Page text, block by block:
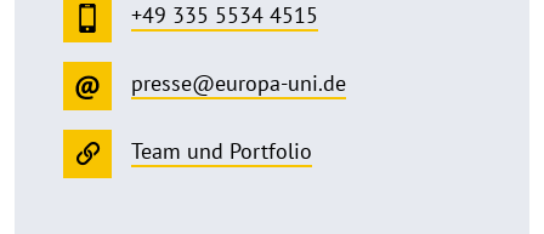
+49 335 5534 4515
presse@europa-uni.de
Team und Portfolio